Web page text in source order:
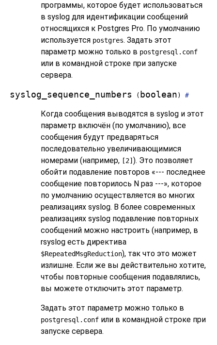
программы, которое будет использоваться
в syslog для идентификации сообщений
относящихся к Postgres Pro. По умолчанию
используется postgres. Задать этот
параметр можно только в postgresql.conf
или в командной строке при запуске
сервера.
syslog_sequence_numbers ( boolean ) #
Когда сообщения выводятся в syslog и этот
параметр включён (по умолчанию), все
сообщения будут предваряться
последовательно увеличивающимися
номерами (например, [2] ). Это позволяет
обойти подавление повторов «--- последнее
сообщение повторилось N раз ---», которое
по умолчанию осуществляется во многих
реализациях syslog. В более современных
реализациях syslog подавление повторных
сообщений можно настроить (например, в
rsyslog есть директива
$RepeatedMsgReduction), так что это может
излишне. Если же вы действительно хотите,
чтобы повторные сообщения подавлялись,
вы можете отключить этот параметр.
Задать этот параметр можно только в
postgresql.conf или в командной строке при
запуске сервера.